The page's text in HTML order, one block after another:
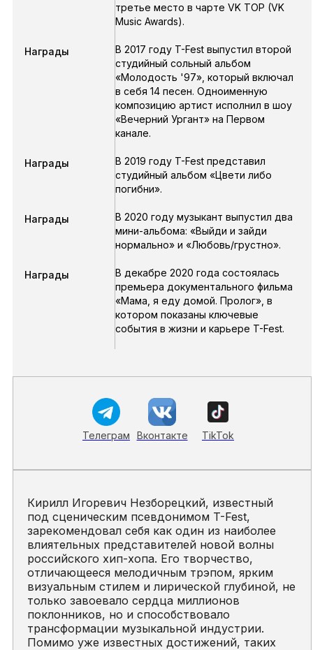
третье место в чарте VK TOP (VK
Music Awards).
Награды
В 2017 году T-Fest выпустил второй
студийный сольный альбом
«Молодость '97», который включал
в себя 14 песен. Одноименную
композицию артист исполнил в шоу
«Вечерний Ургант» на Первом
канале.
Награды
В 2019 году T-Fest представил
студийный альбом «Цвети либо
погибни».
Награды
В 2020 году музыкант выпустил два
мини-альбома: «Выйди и зайди
нормально» и «Любовь/грустно».
Награды
В декабре 2020 года состоялась
премьера документального фильма
«Мама, я еду домой. Пролог», в
котором показаны ключевые
события в жизни и карьере T-Fest.
Телеграм Вконтакте TikTok
Кирилл Игоревич Незборецкий, известный
под сценическим псевдонимом T-Fest,
зарекомендовал себя как один из наиболее
влиятельных представителей новой волны
российского хип-хопа. Его творчество,
отличающееся мелодичным трэпом, ярким
визуальным стилем и лирической глубиной, не
только завоевало сердца миллионов
поклонников, но и способствовало
трансформации музыкальной индустрии.
Помимо уже известных достижений, таких